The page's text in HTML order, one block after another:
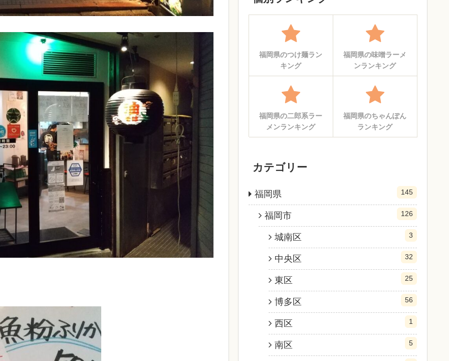
福岡県のつけ麺ラン
キング
福岡県の味噌ラーメ
ンランキング
福岡県の二郎系ラー
メンランキング
福岡県のちゃんぽん
ランキング
カテゴリー
福岡県 145
福岡市 126
城南区 3
中央区 32
東区 25
博多区 56
西区 1
南区 5